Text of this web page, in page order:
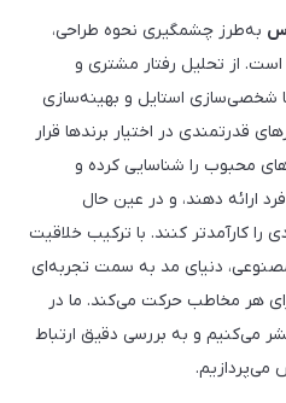
به‌طرز چشمگیری نحوه طراحی،
است. از تحلیل رفتار مشتری و
شخصی‌سازی استایل و بهینه‌سازی
قدرتمندی در اختیار برندها قرار
محبوب را شناسایی کرده و
ارائه دهند، و در عین حال
کارآمدتر کنند. با ترکیب خلاقیت
دنیای مد به سمت تجربه‌ای
هر مخاطب حرکت می‌کند. ما در
می‌کنیم و به بررسی دقیق ارتباط